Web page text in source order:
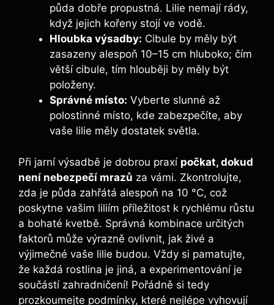
půda dobře propustná. Lilie nemají rády,
když jejich kořeny stojí ve vodě.
Hloubka výsadby: Cibule by měly být
zasazeny alespoň 10–15 cm hluboko; čím
větší cibule, tím hlouběji by měly být
položeny.
Správné místo: Vyberte slunné až
polostinné místo, kde zabezpečíte, aby
vaše lilie měly dostatek světla.
Při jarní výsadbě je dobrou praxí počkat, dokud
není nebezpečí mrazů za vámi. Zkontrolujte,
zda je půda zahřátá alespoň na 10 °C, což
poskytne vašim liliím příležitost k rychlému růstu
a bohaté kvetbě. Správná kombinace určitých
faktorů může výrazně ovlivnit, jak živé a
výjimečné vaše lilie budou. Vždy si pamatujte,
že každá rostlina je jiná, a experimentování je
součástí zahradničení! Pořádně si tedy
prozkoumejte podmínky, které nejlépe vyhovují